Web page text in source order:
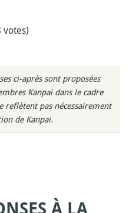
votes)
ci-après sont proposées
Kanpai dans le cadre
reflètent pas nécessairement
de Kanpai.
À LA